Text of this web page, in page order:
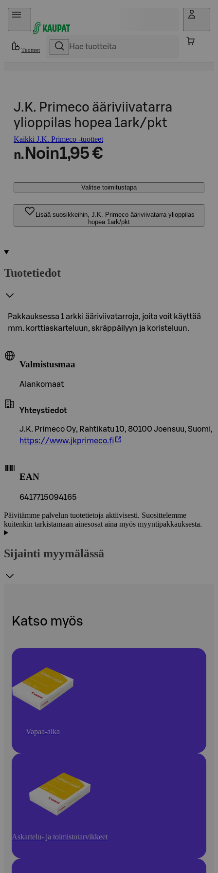
Hyppää sisältöön
Tuotteet
J.K. Primeco ääriviivatarra
ylioppilas hopea 1ark/pkt
Kaikki J.K. Primeco -tuotteet
n. Noin1,95 €
Valitse toimitustapa
Lisää suosikkeihin, J.K. Primeco ääriviivatarra ylioppilas
hopea 1ark/pkt
Tuotetiedot
Pakkauksessa 1 arkki ääriviivatarroja, joita voit käyttää
mm. korttiaskarteluun, skräppäilyyn ja koristeluun.
Valmistusmaa
Alankomaat
Yhteystiedot
J.K. Primeco Oy, Rahtikatu 10, 80100 Joensuu, Suomi,
https://www.jkprimeco.fi
EAN
6417715094165
Päivitämme palvelun tuotetietoja aktiivisesti. Suosittelemme
kuitenkin tarkistamaan ainesosat aina myös myyntipakkauksesta.
Sijainti myymälässä
Katso myös
Vapaa-aika
Askartelu- ja toimistotarvikkeet